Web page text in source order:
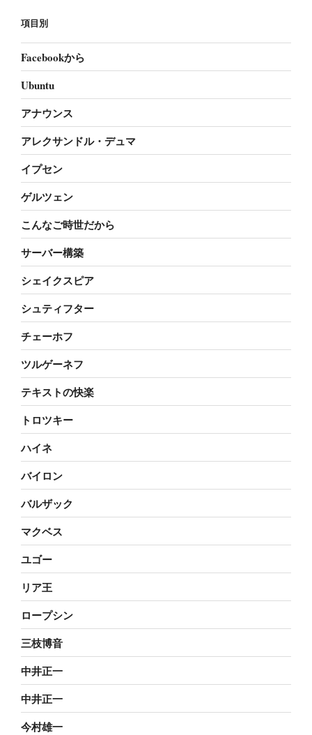
項目別
Facebookから
Ubuntu
アナウンス
アレクサンドル・デュマ
イプセン
ゲルツェン
こんなご時世だから
サーバー構築
シェイクスピア
シュティフター
チェーホフ
ツルゲーネフ
テキストの快楽
トロツキー
ハイネ
バイロン
バルザック
マクベス
ユゴー
リア王
ロープシン
三枝博音
中井正一
中井正一
今村雄一